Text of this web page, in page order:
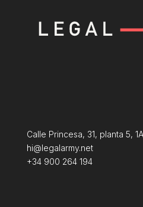
Calle Princesa, 31, planta 5,
hi@legalarmy.net
+34 900 264 194